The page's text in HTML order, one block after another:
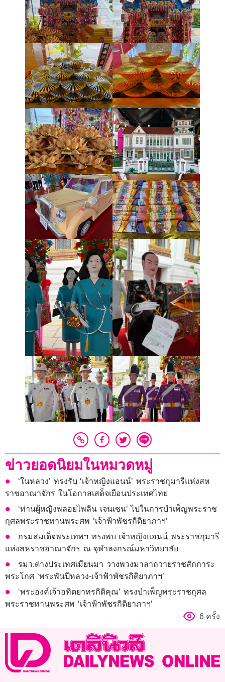
ข่าวยอดนิยมในหมวดหมู่
‘ในหลวง’ ทรงรับ ‘เจ้าหญิงแอนน์’ พระราชกุมารีแห่งสห
ราชอาณาจักร ในโอกาสเสด็จเยือนประเทศไทย
‘ท่านผู้หญิงพลอยไพลิน เจนเซน’ ไปในการบำเพ็ญพระราช
กุศลพระราชทานพระศพ ‘เจ้าฟ้าพัชรกิติยาภาฯ’
กรมสมเด็จพระเทพฯ ทรงพบ เจ้าหญิงแอนน์ พระราชกุมารี
แห่งสหราชอาณาจักร ณ จุฬาลงกรณ์มหาวิทยาลัย
รมว.ต่างประเทศเมียนมา วางพวงมาลาถวายราชสักการะ
พระโกศ ‘พระพันปีหลวง-เจ้าฟ้าพัชรกิติยาภาฯ’
‘พระองค์เจ้าอทิตยาทรกิติคุณ’ ทรงบำเพ็ญพระราชกุศล
พระราชทานพระศพ ‘เจ้าฟ้าพัชรกิติยาภาฯ’
6 ครั้ง